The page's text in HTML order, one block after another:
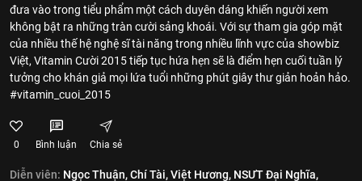
đưa vào trong tiểu phẩm một cách duyên dáng khiến người xem
không bật ra những tràn cười sảng khoái. Với sự tham gia góp mặt
của nhiều thế hệ nghệ sĩ tài năng trong nhiều lĩnh vực của showbiz
Việt, Vitamin Cười 2015 tiếp tục hứa hẹn sẽ là điểm hẹn cuối tuần lý
tưởng cho khán giả mọi lứa tuổi những phút giây thư giản hoản hảo.
#vitamin_cuoi_2015
0 Bình luận Chia sẻ
Diễn viên: Ngọc Thuận,Chí Tài,Việt Hương, NSƯT Đại Nghĩa,